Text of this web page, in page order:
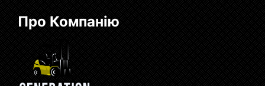
Про Компанію